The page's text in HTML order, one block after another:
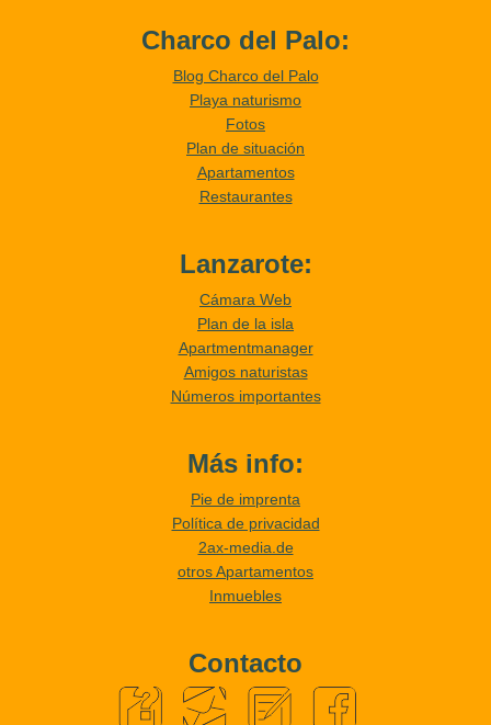
Charco del Palo:
Blog Charco del Palo
Playa naturismo
Fotos
Plan de situación
Apartamentos
Restaurantes
Lanzarote:
Cámara Web
Plan de la isla
Apartmentmanager
Amigos naturistas
Números importantes
Más info:
Pie de imprenta
Política de privacidad
2ax-media.de
otros Apartamentos
Inmuebles
Contacto